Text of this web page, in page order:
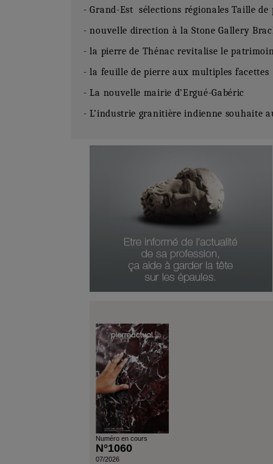
- Grand-Est sélections régionales Taille
- nouvelle direction à la Stone Gallery
- la pierre de Thénac revitalise le
- la feuille de pierre aux multiples facettes
- La nouvelle mairie d’Ergué-Gabéric
- L’industrie granitière indienne souhaite
Numéro Du Produit
Type De Produit
Genre Du Produit
Numéro en cours
N°1060
07/2026